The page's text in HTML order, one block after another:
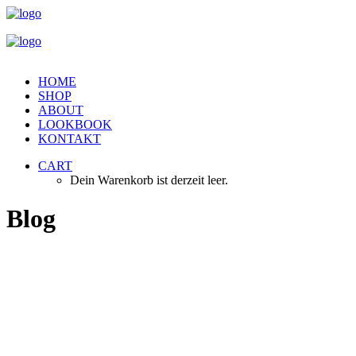
HOME
SHOP
ABOUT
LOOKBOOK
KONTAKT
CART
Dein Warenkorb ist derzeit leer.
Blog